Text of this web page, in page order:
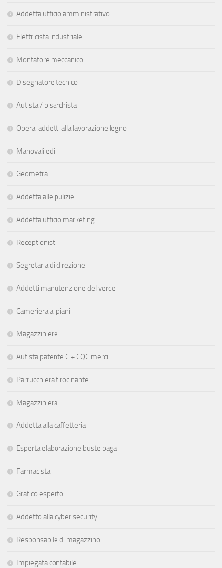
Addetta ufficio amministrativo
Elettricista industriale
Montatore meccanico
Disegnatore tecnico
Autista / bisarchista
Operai addetti alla lavorazione legno
Manovali edili
Geometra
Addetta alle pulizie
Addetta ufficio marketing
Receptionist
Segretaria di direzione
Addetti manutenzione del verde
Cameriera ai piani
Magazziniere
Autista patente C + CQC merci
Parrucchiera tirocinante
Magazziniera
Addetta alla caffetteria
Esperta elaborazione buste paga
Farmacista
Grafico esperto
Addetto alla cyber security
Responsabile di magazzino
Impiegata contabile